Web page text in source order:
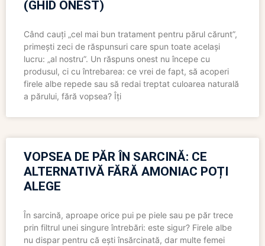
(GHID ONEST)
Când cauți „cel mai bun tratament pentru părul cărunt”,
primești zeci de răspunsuri care spun toate același
lucru: „al nostru”. Un răspuns onest nu începe cu
produsul, ci cu întrebarea: ce vrei de fapt, să acoperi
firele albe repede sau să redai treptat culoarea naturală
a părului, fără vopsea? Îți
VOPSEA DE PĂR ÎN SARCINĂ: CE
ALTERNATIVĂ FĂRĂ AMONIAC POȚI
ALEGE
În sarcină, aproape orice pui pe piele sau pe păr trece
prin filtrul unei singure întrebări: este sigur? Firele albe
nu dispar pentru că ești însărcinată, dar multe femei